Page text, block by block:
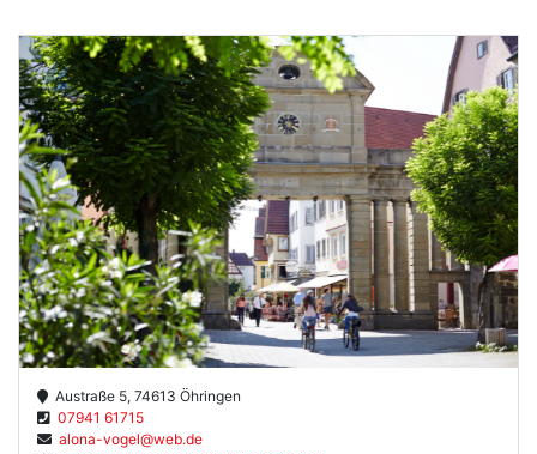
Austraße 5, 74613 Öhringen
07941 61715
alona-vogel@web.de